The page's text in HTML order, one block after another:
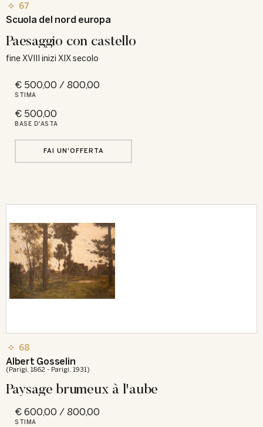
67
Scuola del nord europa
Paesaggio con castello
fine XVIII inizi XIX secolo
€ 500,00 / 800,00
STIMA
€ 500,00
BASE D'ASTA
FAI UN'OFFERTA
68
Albert Gosselin
(Parigi, 1862 - Parigi, 1931)
Paysage brumeux à l'aube
€ 600,00 / 800,00
STIMA